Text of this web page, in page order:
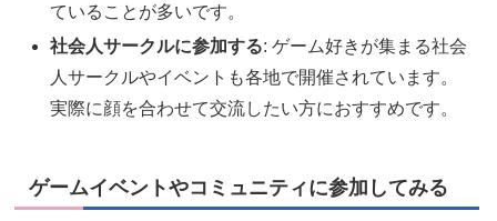
ていることが多いです。
社会人サークルに参加する: ゲーム好きが集まる社会
人サークルやイベントも各地で開催されています。
実際に顔を合わせて交流したい方におすすめです。
ゲームイベントやコミュニティに参加してみる